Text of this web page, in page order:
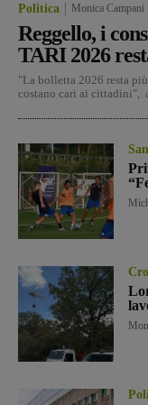
Politica Monica Campani
Reggello, i
TARI 2026
"La bolletta 2026 resta
costano cari ai cittadini", a